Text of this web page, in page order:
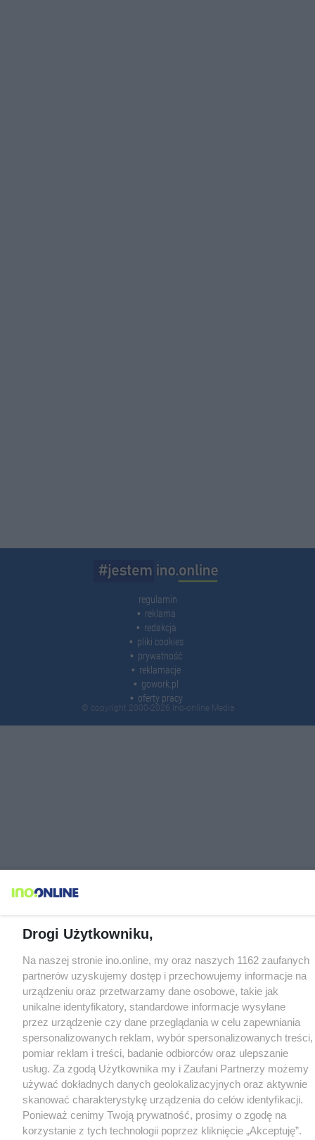
regulamin
reklama
redakcja
pliki cookies
prywatność
reklamacje
gowork.pl
oferty pracy
© copyright 2000-2026 Ino-online Media
Drogi Użytkowniku,
Na naszej stronie ino.online, my oraz naszych 1162 zaufanych
partnerów uzyskujemy dostęp i przechowujemy informacje na
urządzeniu oraz przetwarzamy dane osobowe, takie jak
unikalne identyfikatory, standardowe informacje wysyłane
przez urządzenie czy dane przeglądania w celu zapewniania
spersonalizowanych reklam, wybór spersonalizowanych treści,
pomiar reklam i treści, badanie odbiorców oraz ulepszanie
usług. Za zgodą Użytkownika my i Zaufani Partnerzy możemy
używać dokładnych danych geolokalizacyjnych oraz aktywnie
skanować charakterystykę urządzenia do celów identyfikacji.
Ponieważ cenimy Twoją prywatność, prosimy o zgodę na
korzystanie z tych technologii poprzez kliknięcie „Akceptuję”.